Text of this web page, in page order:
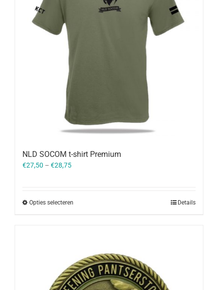
NLD SOCOM t-shirt Premium
€27,50 – €28,75
Opties selecteren Details